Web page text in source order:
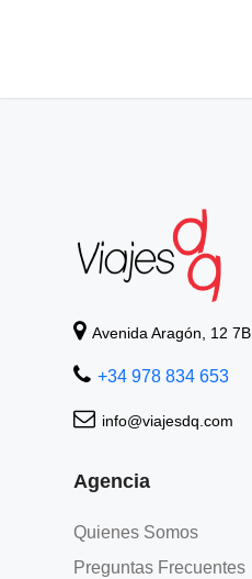
Avenida Aragón, 12 7B
+34 978 834 653
info@viajesdq.com
Agencia
Quienes Somos
Preguntas Frecuentes